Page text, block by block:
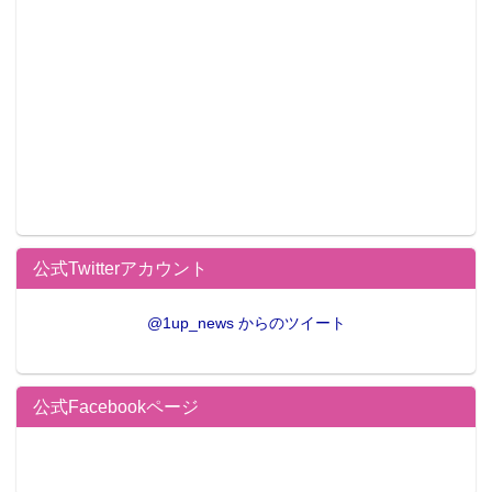
ニアーマースタイル”（写真11枚）
公式Twitterアカウント
@1up_news からのツイート
公式Facebookページ